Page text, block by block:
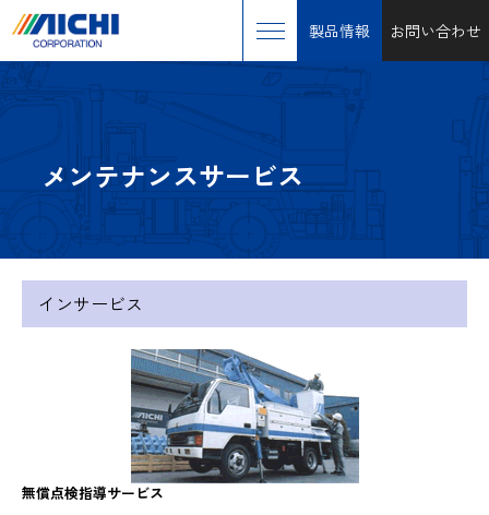
製品情報 お問い合わせ
メンテナンスサービス
インサービス
無償点検指導サービス